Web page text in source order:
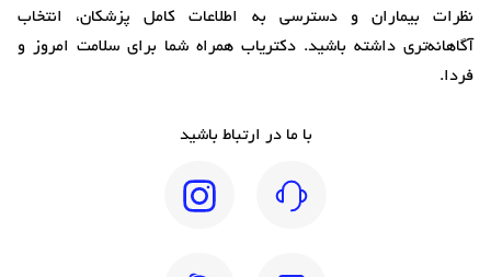
نظرات بیماران و دسترسی به اطلاعات کامل پزشکان، انتخاب
آگاهانه‌تری داشته باشید. دکتریاب همراه شما برای سلامت امروز و
فردا.
با ما در ارتباط باشید